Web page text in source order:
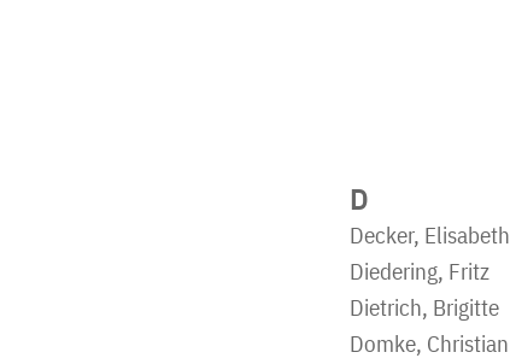
D
Decker, Elisabeth
Diedering, Fritz
Dietrich, Brigitte
Domke, Christian